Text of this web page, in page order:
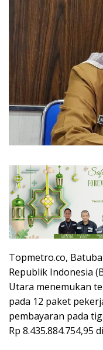
Topmetro.co,
Republik Indonesia
Utara menemukan
pada 12 paket
pembayaran pada
Rp 8.435.884.754,95